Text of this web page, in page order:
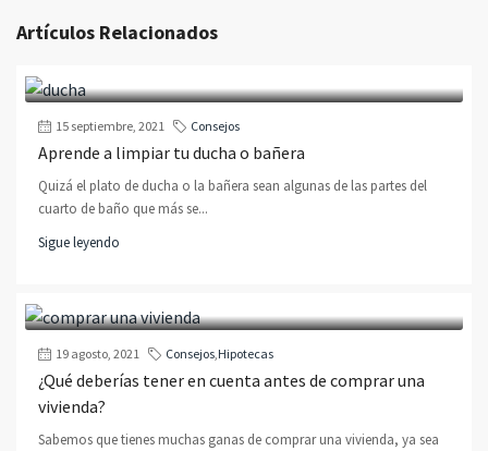
Artículos Relacionados
15 septiembre, 2021 Consejos
Aprende a limpiar tu ducha o bañera
Quizá el plato de ducha o la bañera sean algunas de las partes del
cuarto de baño que más se...
Sigue leyendo
19 agosto, 2021 Consejos,Hipotecas
¿Qué deberías tener en cuenta antes de comprar una
vivienda?
Sabemos que tienes muchas ganas de comprar una vivienda, ya sea